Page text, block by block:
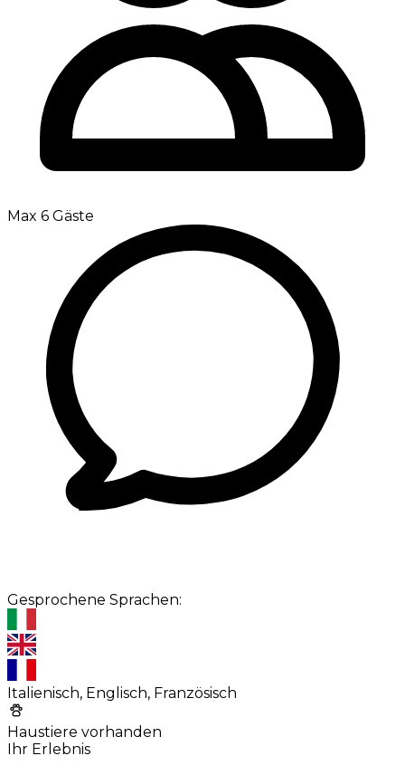
Max 6 Gäste
Gesprochene Sprachen:
Italienisch, Englisch, Französisch
Haustiere vorhanden
Ihr Erlebnis